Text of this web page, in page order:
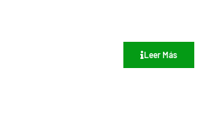
Leer Más